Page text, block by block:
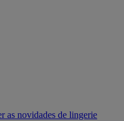
as novidades de lingerie